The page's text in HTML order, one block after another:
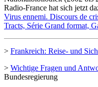
Radio-France hat sich jetzt
Virus ennemi. Discours de
Tracts, Série Grand format,
> Frankreich: Reise- und
> Wichtige Fragen und
Bundesregierung